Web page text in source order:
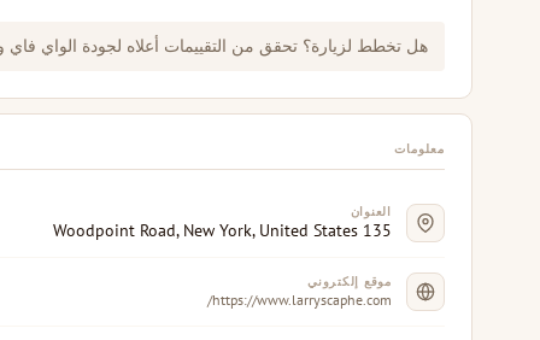
هل تخطط لزيارة؟ تحقق من التقييمات أعلاه لجودة الواي
معلومات
العنوان
135 Woodpoint Road, New York, United States
موقع إلكتروني
https://www.larryscaphe.com/